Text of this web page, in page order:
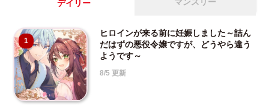
デイリー
1
ヒロインが来る前に妊娠しました～詰ん
だはずの悪役令嬢ですが、どうやら違う
ようです～
8/5 更新